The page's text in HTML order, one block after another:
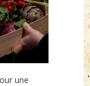
une